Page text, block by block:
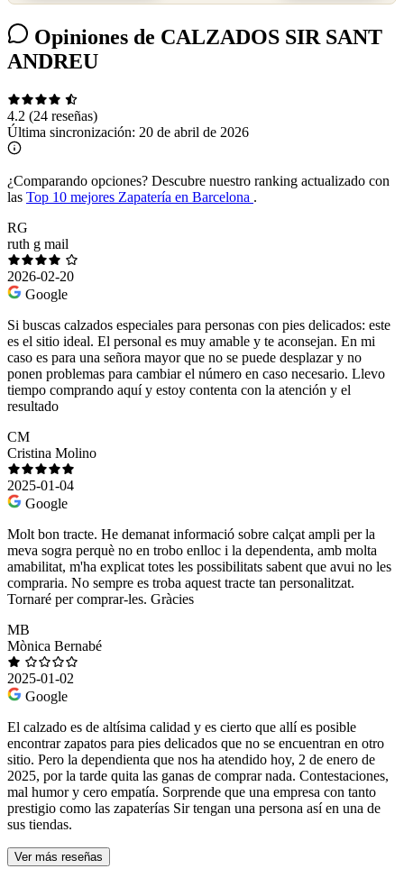
Opiniones de CALZADOS SIR SANT
ANDREU
4.2 (24 reseñas)
Última sincronización: 20 de abril de 2026
¿Comparando opciones? Descubre nuestro ranking actualizado con
las Top 10 mejores Zapatería en Barcelona .
RG
ruth g mail
2026-02-20
Google
Si buscas calzados especiales para personas con pies delicados: este
es el sitio ideal. El personal es muy amable y te aconsejan. En mi
caso es para una señora mayor que no se puede desplazar y no
ponen problemas para cambiar el número en caso necesario. Llevo
tiempo comprando aquí y estoy contenta con la atención y el
resultado
CM
Cristina Molino
2025-01-04
Google
Molt bon tracte. He demanat informació sobre calçat ampli per la
meva sogra perquè no en trobo enlloc i la dependenta, amb molta
amabilitat, m'ha explicat totes les possibilitats sabent que avui no les
compraria. No sempre es troba aquest tracte tan personalitzat.
Tornaré per comprar-les. Gràcies
MB
Mònica Bernabé
2025-01-02
Google
El calzado es de altísima calidad y es cierto que allí es posible
encontrar zapatos para pies delicados que no se encuentran en otro
sitio. Pero la dependienta que nos ha atendido hoy, 2 de enero de
2025, por la tarde quita las ganas de comprar nada. Contestaciones,
mal humor y cero empatía. Sorprende que una empresa con tanto
prestigio como las zapaterías Sir tengan una persona así en una de
sus tiendas.
Ver más reseñas